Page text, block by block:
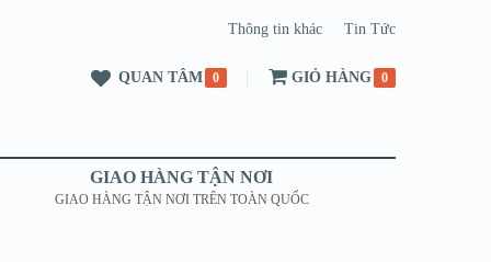
Thông tin khác Tin Tức
QUAN TÂM 0 GIỎ HÀNG 0
GIAO HÀNG TẬN NƠI
GIAO HÀNG TẬN NƠI TRÊN TOÀN QUỐC